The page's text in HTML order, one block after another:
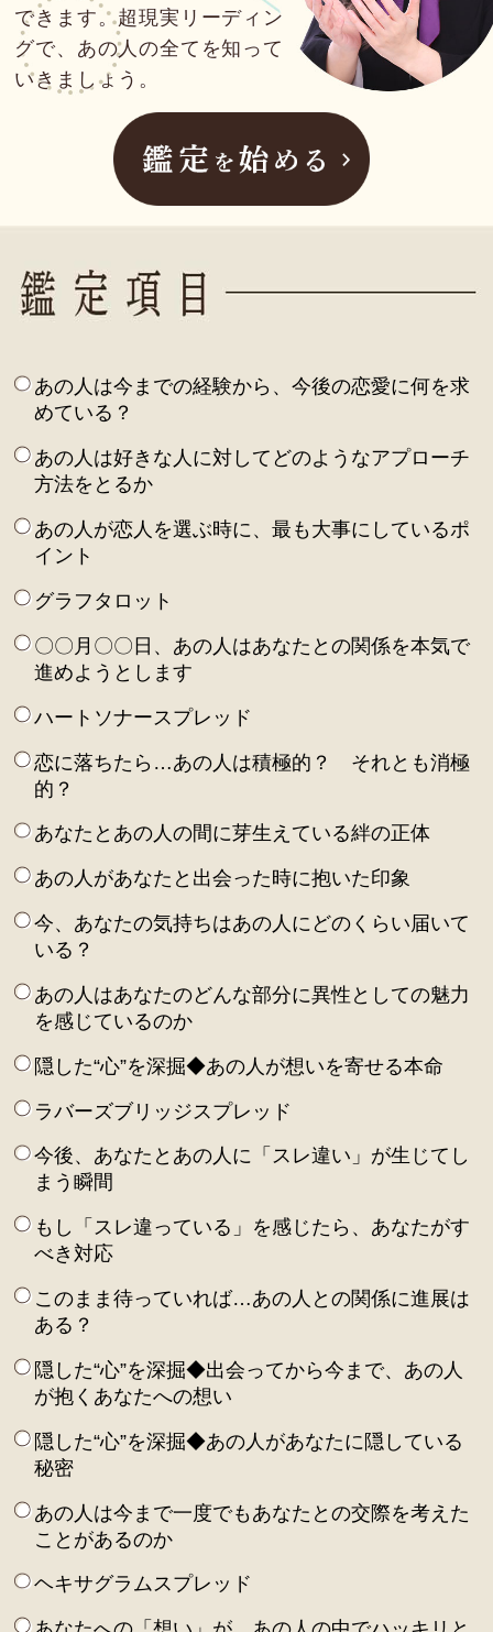
できます。超現実リーディン
グで、あの人の全てを知って
いきましょう。
あの人は今までの経験から、今後の恋愛に何を求
めている？
あの人は好きな人に対してどのようなアプローチ
方法をとるか
あの人が恋人を選ぶ時に、最も大事にしているポ
イント
グラフタロット
〇〇月〇〇日、あの人はあなたとの関係を本気で
進めようとします
ハートソナースプレッド
恋に落ちたら…あの人は積極的？ それとも消極
的？
あなたとあの人の間に芽生えている絆の正体
あの人があなたと出会った時に抱いた印象
今、あなたの気持ちはあの人にどのくらい届いて
いる？
あの人はあなたのどんな部分に異性としての魅力
を感じているのか
隠した“心”を深掘◆あの人が想いを寄せる本命
ラバーズブリッジスプレッド
今後、あなたとあの人に「スレ違い」が生じてし
まう瞬間
もし「スレ違っている」を感じたら、あなたがす
べき対応
このまま待っていれば…あの人との関係に進展は
ある？
隠した“心”を深掘◆出会ってから今まで、あの人
が抱くあなたへの想い
隠した“心”を深掘◆あの人があなたに隠している
秘密
あの人は今まで一度でもあなたとの交際を考えた
ことがあるのか
ヘキサグラムスプレッド